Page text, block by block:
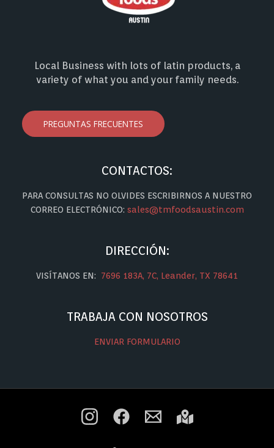
Local Business with lots of latin products, a
variety of what you and your family needs.
PREGUNTAS FRECUENTES
CONTACTOS:
PARA CONSULTAS NO OLVIDES ESCRIBIRNOS A NUESTRO
CORREO ELECTRÓNICO: sales@tmfoodsaustin.com
DIRECCIÓN:
VISÍTANOS EN: 7696 183A, 7C, Leander, TX 78641
TRABAJA CON NOSOTROS
ENVIAR FORMULARIO